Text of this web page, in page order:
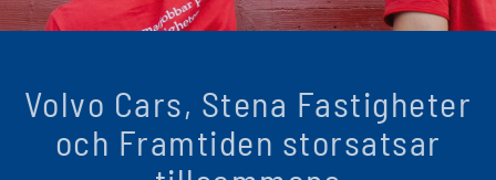
Volvo Cars, Stena Fastigheter
och Framtiden storsatsar